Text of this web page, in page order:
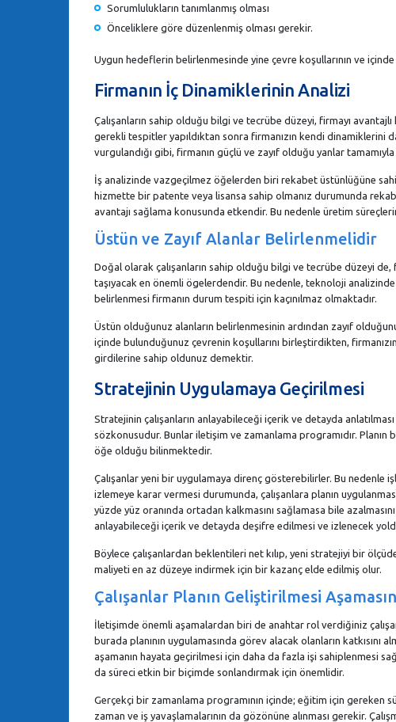
Sorumlulukların tanımlanmış olması
Önceliklere göre düzenlenmiş olması gerekir.
Uygun hedeflerin belirlenmesinde yine çevre koşullarının ve
Firmanın İç Dinamiklerinin Analizi
Çalışanların sahip olduğu bilgi ve tecrübe düzeyi, firmayı
gerekli tespitler yapıldıktan sonra firmanızın kendi dinamiklerini
vurgulandığı gibi, firmanın güçlü ve zayıf olduğu yanlar
İş analizinde vazgeçilmez öğelerden biri rekabet üstünlüğüne
hizmette bir patente veya lisansa sahip olmanız durumunda
avantajı sağlama konusunda etkendir. Bu nedenle üretim
Üstün ve Zayıf Alanlar Belirlenmelidir
Doğal olarak çalışanların sahip olduğu bilgi ve tecrübe düzeyi
taşıyacak en önemli ögelerdendir. Bu nedenle, teknoloji
belirlenmesi firmanın durum tespiti için kaçınılmaz olmaktadır.
Üstün olduğunuz alanların belirlenmesinin ardından zayıf
içinde bulunduğunuz çevrenin koşullarını birleştirdikten,
girdilerine sahip oldunuz demektir.
Stratejinin Uygulamaya Geçirilmesi
Stratejinin çalışanların anlayabileceği içerik ve detayda
sözkonusudur. Bunlar iletişim ve zamanlama programıdır.
öğe olduğu bilinmektedir.
Çalışanlar yeni bir uygulamaya direnç gösterebilirler. Bu nedenle
izlemeye karar vermesi durumunda, çalışanlara planın
yüzde yüz oranında ortadan kalkmasını sağlamasa bile
anlayabileceği içerik ve detayda deşifre edilmesi ve izlenecek
Böylece çalışanlardan beklentileri net kılıp, yeni stratejiyi bir
maliyeti en az düzeye indirmek için bir kazanç elde edilmiş olur.
Çalışanlar Planın Geliştirilmesi
İletişimde önemli aşamalardan biri de anahtar rol verdiğiniz
burada planının uygulamasında görev alacak olanların
aşamanın hayata geçirilmesi için daha da fazla işi sahiplenmesi
da süreci etkin bir biçimde sonlandırmak için önemlidir.
Gerçekçi bir zamanlama programının içinde; eğitim için gereken
zaman ve iş yavaşlamalarının da gözönüne alınması gerekir.